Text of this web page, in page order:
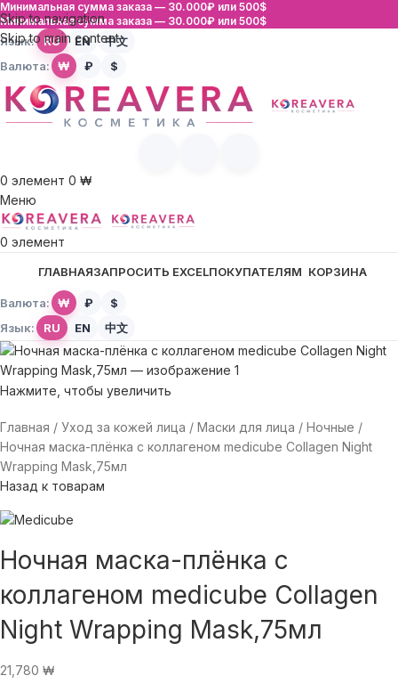
Skip to navigation
Skip to main content
Минимальная сумма заказа — 30.000₽ или 500$
Минимальная сумма заказа — 30.000₽ или 500$
Язык: RU EN
中文
Валюта:
₩ ₽ $
0 элемент 0 ₩
Меню
0 элемент
ГЛАВНАЯЗАПРОСИТЬ EXCELПОКУПАТЕЛЯМ КОРЗИНА
Валюта: ₩ ₽
$
Язык:
RU EN 中文
Нажмите, чтобы увеличить
Главная Уход за кожей лица Маски для лица
Ночные
Ночная маска-плёнка с коллагеном medicube Collagen Night
Wrapping Mask,75мл
Назад к товарам
Ночная маска-плёнка с
коллагеном medicube Collagen
Night Wrapping Mask,75мл
21,780 ₩